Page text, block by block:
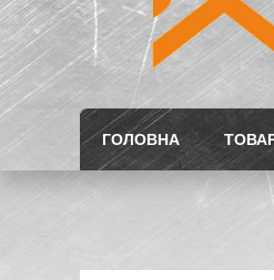
ГОЛОВНА